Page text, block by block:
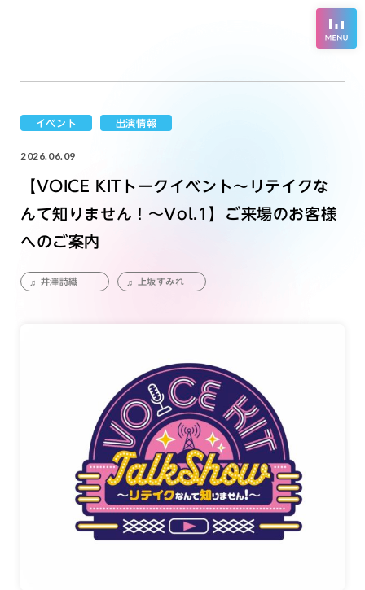
イベント 出演情報
2026.06.09
【VOICE KITトークイベント～リテイクな
んて知りません！～Vol.1】ご来場のお客様
へのご案内
井澤詩織 上坂すみれ